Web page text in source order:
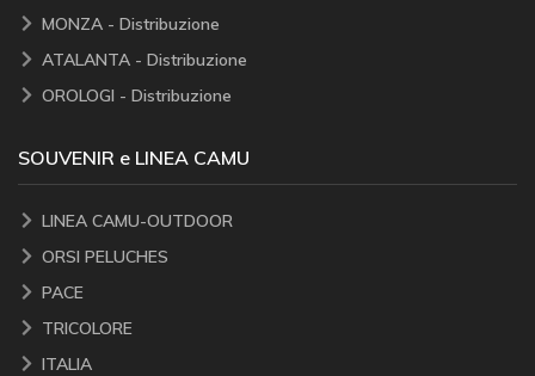
MONZA - Distribuzione
ATALANTA - Distribuzione
OROLOGI - Distribuzione
SOUVENIR e LINEA CAMU
LINEA CAMU-OUTDOOR
ORSI PELUCHES
PACE
TRICOLORE
ITALIA